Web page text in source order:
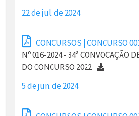
22 de jul. de 2024
CONCURSOS | CONCURSO
Nº 016-2024 - 34ª CONVOCAÇÃO
DO CONCURSO 2022
5 de jun. de 2024